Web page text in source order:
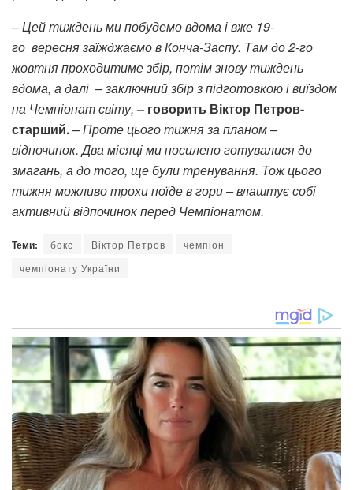
– Цей тиждень ми побудемо вдома і вже 19-
го вересня заїжджаємо в Конча-Заспу. Там до 2-го
жовтня проходитиме збір, потім знову тиждень
вдома, а далі – заключний збір з підготовкою і виїздом
на Чемпіонат світу, – говорить Віктор Петров-
старший.– Проте цього тижня за планом –
відпочинок. Два місяці ми посилено готувалися до
змагань, а до того, ще були тренування. Тож цього
тижня можливо трохи поїде в гори–влаштує собі
активний відпочинок перед Чемпіонатом.
Теми: бокс Віктор Петров
чемпіон
чемпіонату України